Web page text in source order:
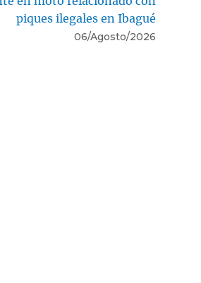
piques ilegales en Ibagué
06/Agosto/2026